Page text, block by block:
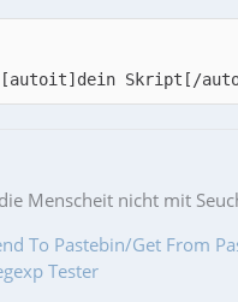
Skript[/
Menscheit nicht mit
To Pastebin/Get From
Tester